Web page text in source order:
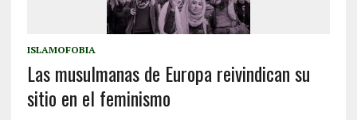
ISLAMOFOBIA
Las musulmanas de Europa reivindican su
sitio en el feminismo